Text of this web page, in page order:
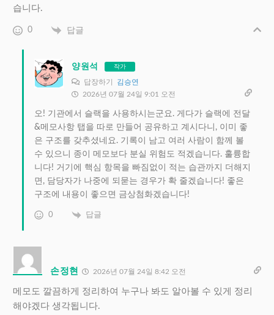
습니다.
0 답글
양원석 작가
답장하기 김승연
2026년 07월 24일 9:01 오전
오! 기관에서 슬랙을 사용하시는군요. 게다가 슬랙에 전달
&메모사항 탭을 따로 만들어 공유하고 계시다니, 이미 좋
은 구조를 갖추셨네요. 기록이 남고 여러 사람이 함께 볼
수 있으니 종이 메모보다 분실 위험도 적겠습니다. 훌륭합
니다! 거기에 핵심 항목을 빠짐없이 적는 습관까지 더해지
면, 담당자가 나중에 되묻는 경우가 확 줄겠습니다! 좋은
구조에 내용이 좋으면 금상첨화겠습니다!
0 답글
손정현 2026년 07월 24일 8:42 오전
메모도 깔끔하게 정리하여 누구나 봐도 알아볼 수 있게 정리
해야겠다 생각됩니다.